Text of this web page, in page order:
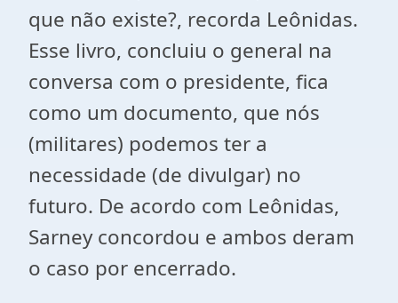
que não existe?, recorda Leônidas.
Esse livro, concluiu o general na
conversa com o presidente, fica
como um documento, que nós
(militares) podemos ter a
necessidade (de divulgar) no
futuro. De acordo com Leônidas,
Sarney concordou e ambos deram
o caso por encerrado.